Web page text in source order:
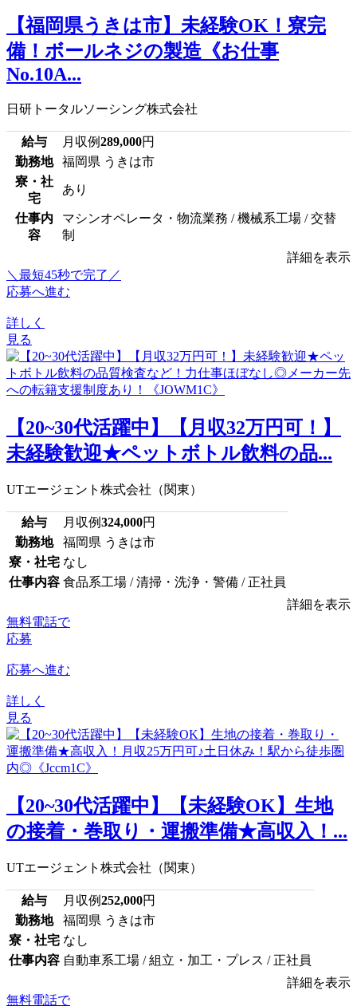
【福岡県うきは市】未経験OK！寮完
備！ボールネジの製造《お仕事
No.10A...
日研トータルソーシング株式会社
給与 月収例289,000円
勤務地
福岡県 うきは市
寮・社
宅
あり
仕事内
容
マシンオペレータ・物流業務 / 機械系工場 / 交替
制
詳細を表示
＼最短45秒で完了／
応募へ進む
詳しく
見る
【20~30代活躍中】【月収32万円可！】
未経験歓迎★ペットボトル飲料の品...
UTエージェント株式会社（関東）
給与 月収例324,000円
勤務地
福岡県 うきは市
寮・社宅 なし
仕事内容 食品系工場 / 清掃・洗浄・警備 / 正社員
詳細を表示
無料電話で
応募
応募へ進む
詳しく
見る
【20~30代活躍中】【未経験OK】生地
の接着・巻取り・運搬準備★高収入！...
UTエージェント株式会社（関東）
給与 月収例252,000円
勤務地
福岡県 うきは市
寮・社宅 なし
仕事内容 自動車系工場 / 組立・加工・プレス / 正社員
詳細を表示
無料電話で